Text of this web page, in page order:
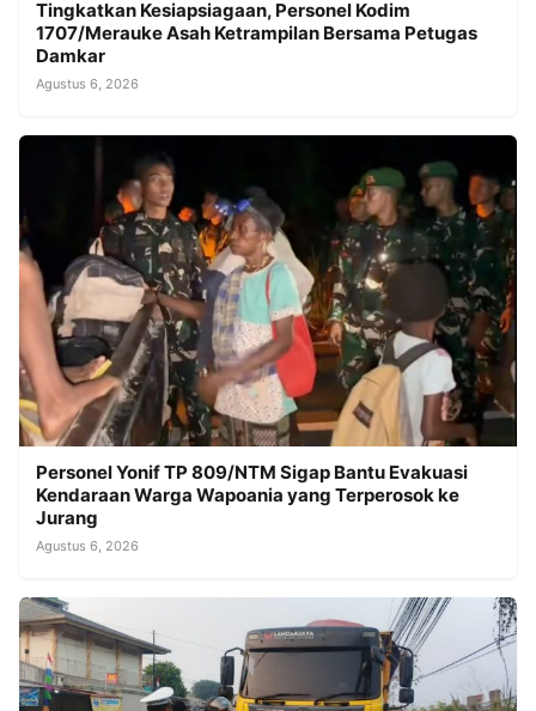
Tingkatkan Kesiapsiagaan, Personel Kodim
1707/Merauke Asah Ketrampilan Bersama Petugas
Damkar
Agustus 6, 2026
Personel Yonif TP 809/NTM Sigap Bantu Evakuasi
Kendaraan Warga Wapoania yang Terperosok ke
Jurang
Agustus 6, 2026